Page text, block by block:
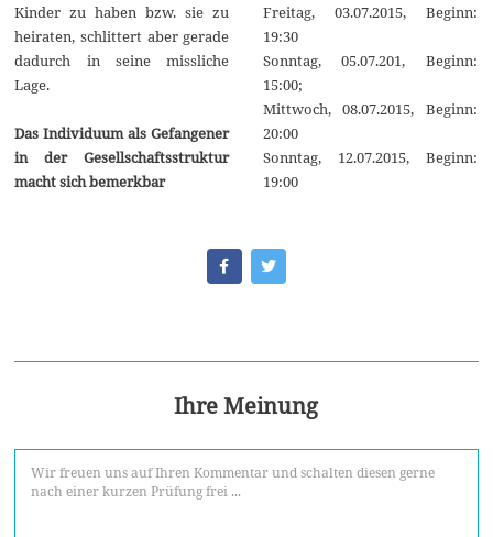
Kinder zu haben bzw. sie zu
heiraten, schlittert aber gerade
dadurch in seine missliche
Lage.
Das Individuum als Gefangener
in der Gesellschaftsstruktur
macht sich bemerkbar
Freitag, 03.07.2015, Beginn:
19:30
Sonntag, 05.07.201, Beginn:
15:00;
Mittwoch, 08.07.2015, Beginn:
20:00
Sonntag, 12.07.2015, Beginn:
19:00
Ihre Meinung